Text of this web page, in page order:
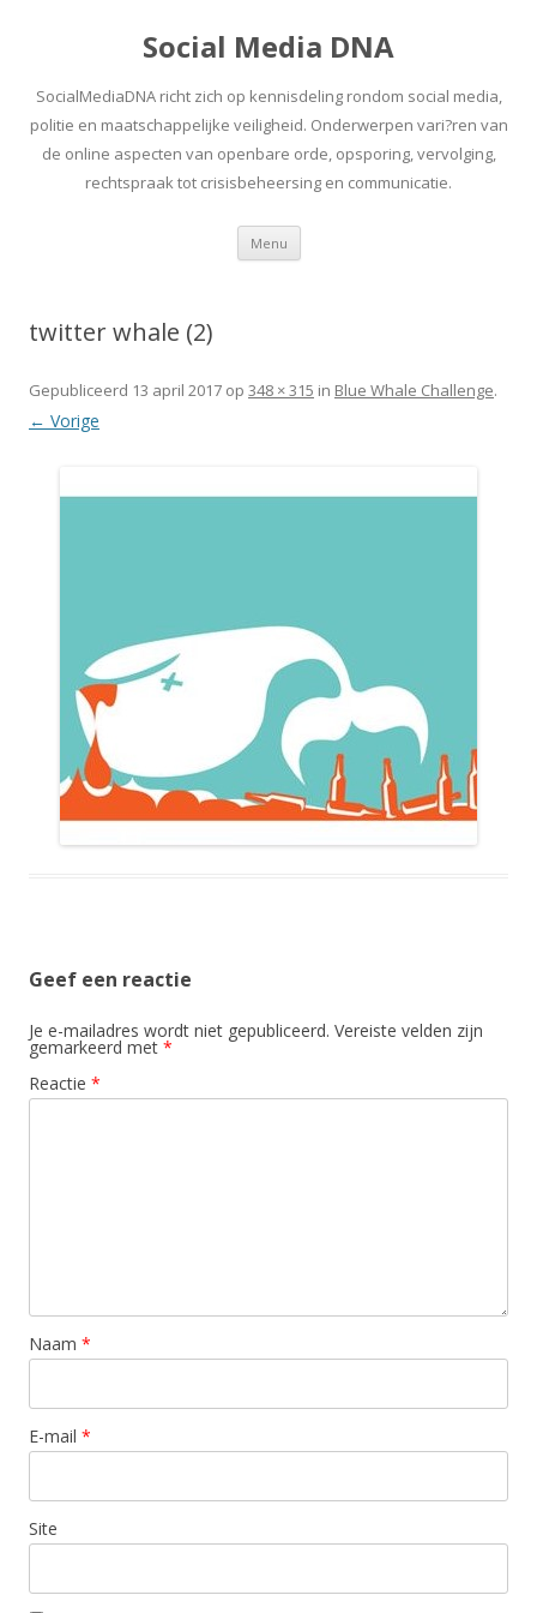
Social Media DNA
SocialMediaDNA richt zich op kennisdeling rondom social media,
politie en maatschappelijke veiligheid. Onderwerpen vari?ren van
de online aspecten van openbare orde, opsporing, vervolging,
rechtspraak tot crisisbeheersing en communicatie.
Menu Spring
inhoud
twitter whale (2)
Gepubliceerd 13 april 2017 op 348 × 315 in Blue Whale Challenge.
← Vorige
Geef een reactie
Je e-mailadres wordt niet gepubliceerd. Vereiste velden zijn
gemarkeerd met *
Reactie *
Naam *
E-mail *
Site